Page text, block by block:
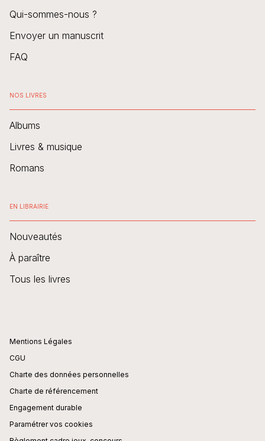
Qui-sommes-nous ?
Envoyer un manuscrit
FAQ
NOS LIVRES
Albums
Livres & musique
Romans
EN LIBRAIRIE
Nouveautés
À paraître
Tous les livres
Mentions Légales
CGU
Charte des données personnelles
Charte de référencement
Engagement durable
Paramétrer vos cookies